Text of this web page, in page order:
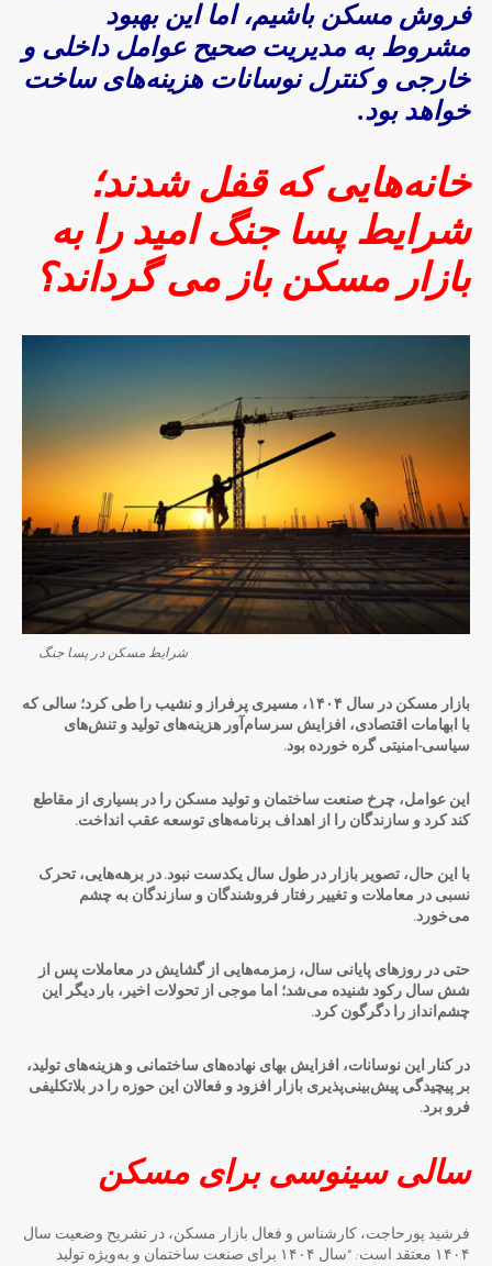
فروش مسکن باشیم، اما این بهبود
مشروط به مدیریت صحیح عوامل داخلی و
خارجی و کنترل نوسانات هزینه‌های ساخت
خواهد بود.
خانه‌هایی که قفل شدند؛
شرایط پسا جنگ امید را به
بازار مسکن باز می گرداند؟
شرایط مسکن در پسا جنگ
بازار مسکن در سال ۱۴۰۴، مسیری پرفراز و نشیب را طی کرد؛ سالی که
با ابهامات اقتصادی، افزایش سرسام‌آور هزینه‌های تولید و تنش‌های
سیاسی-امنیتی گره خورده بود.
این عوامل، چرخ صنعت ساختمان و تولید مسکن را در بسیاری از مقاطع
کند کرد و سازندگان را از اهداف برنامه‌های توسعه عقب انداخت.
با این حال، تصویر بازار در طول سال یکدست نبود. در برهه‌هایی، تحرک
نسبی در معاملات و تغییر رفتار فروشندگان و سازندگان به چشم
می‌خورد.
حتی در روزهای پایانی سال، زمزمه‌هایی از گشایش در معاملات پس از
شش سال رکود شنیده می‌شد؛ اما موجی از تحولات اخیر، بار دیگر این
چشم‌انداز را دگرگون کرد.
در کنار این نوسانات، افزایش بهای نهاده‌های ساختمانی و هزینه‌های تولید،
بر پیچیدگی پیش‌بینی‌پذیری بازار افزود و فعالان این حوزه را در بلاتکلیفی
فرو برد.
سالی سینوسی برای مسکن
فرشید پورحاجت، کارشناس و فعال بازار مسکن، در تشریح وضعیت سال
۱۴۰۴ معتقد است: “سال ۱۴۰۴ برای صنعت ساختمان و به‌ویژه تولید